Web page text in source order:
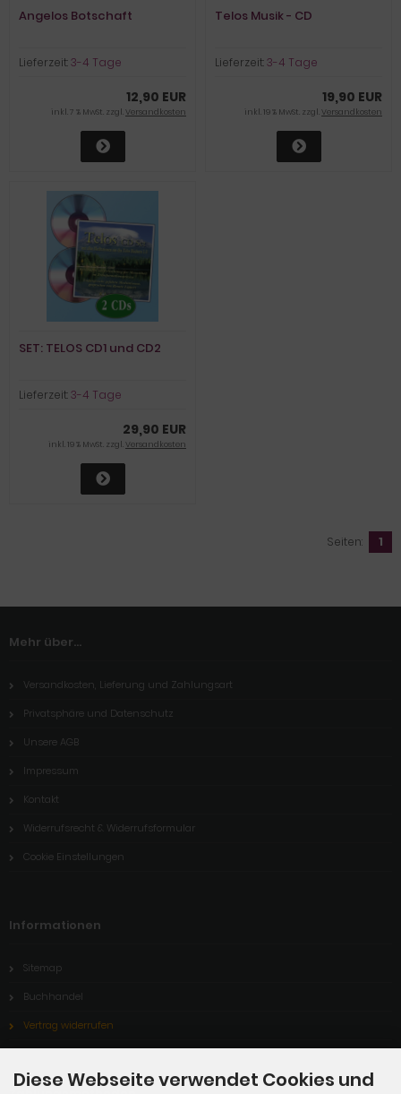
Angelos Botschaft
Lieferzeit:3-4 Tage
12,90 EUR
inkl. 7 % MwSt. zzgl.Versandkosten
Telos Musik - CD
Lieferzeit:3-4 Tage
19,90 EUR
inkl. 19 % MwSt. zzgl.Versandkosten
SET: TELOS CD1 und CD2
Lieferzeit:3-4 Tage
29,90 EUR
inkl. 19 % MwSt. zzgl.Versandkosten
Seiten: 1
Mehr über...
Versandkosten, Lieferung und Zahlungsart
Privatsphäre und Datenschutz
Unsere AGB
Impressum
Kontakt
Widerrufsrecht & Widerrufsformular
Cookie Einstellungen
Informationen
Sitemap
Buchhandel
Vertrag widerrufen
Diese Webseite verwendet Cookies und